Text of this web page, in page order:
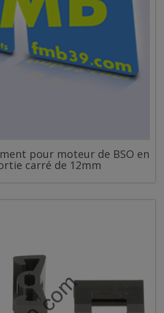
pour moteur de BSO en
carré de 12mm